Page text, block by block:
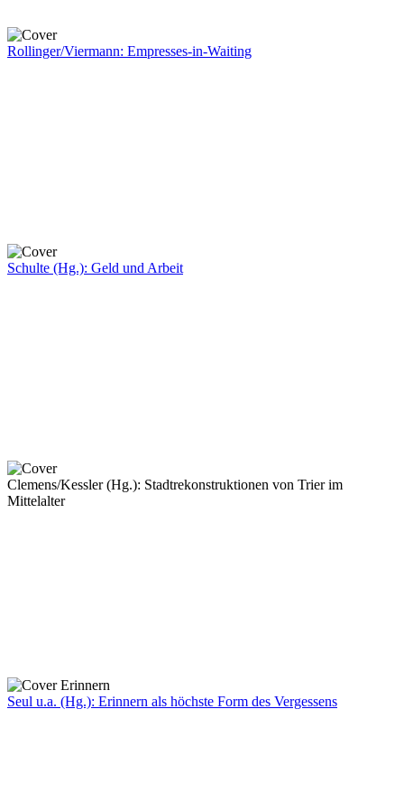
Rollinger/Viermann: Empresses-in-Waiting
Schulte (Hg.): Geld und Arbeit
Clemens/Kessler (Hg.): Stadtrekonstruktionen von Trier im
Mittelalter
Seul u.a. (Hg.): Erinnern als höchste Form des Vergessens